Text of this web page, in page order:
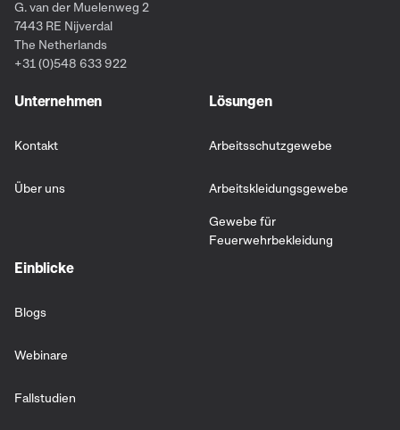
G. van der Muelenweg 2
7443 RE Nijverdal
The Netherlands
+31 (0)548 633 922
Unternehmen
Kontakt
Über uns
Lösungen
Arbeitsschutzgewebe
Arbeitskleidungsgewebe
Gewebe für
Feuerwehrbekleidung
Einblicke
Blogs
Webinare
Fallstudien